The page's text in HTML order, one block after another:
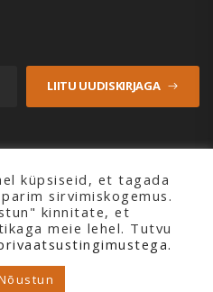
LIITU UUDISKIRJAGA
AS. Kõik õigused kaitstud.
küpsiseid, et tagada
sirvimiskogemus.
kinnitate, et
meie lehel. Tutvu